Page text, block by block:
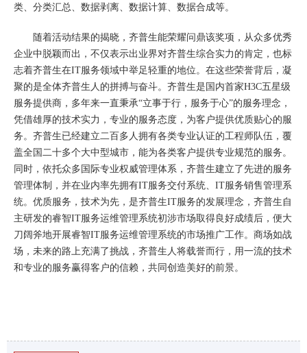
类、分类汇总、数据剥离、数据计算、数据合成等。
随着活动结果的揭晓，齐普生能荣耀问鼎该奖项，从众多优秀
企业中脱颖而出，不仅表示出业界对齐普生综合实力的肯定，也标
志着齐普生在IT服务领域中举足轻重的地位。在这些荣誉背后，凝
聚的是全体齐普生人的拼搏与奋斗。齐普生是国内首家H3C五星级
服务提供商，多年来一直秉承“立事于行，服务于心”的服务理念，
凭借雄厚的技术实力，专业的服务态度，为客户提供优质贴心的服
务。齐普生已经建立二百多人拥有各类专业认证的工程师队伍，覆
盖全国二十多个大中型城市，能为各类客户提供专业规范的服务。
同时，依托众多国际专业权威管理体系，齐普生建立了先进的服务
管理体制，并在业内率先拥有IT服务交付系统、IT服务销售管理系
统。优质服务，技术为先，是齐普生IT服务的发展理念，齐普生自
主研发的睿智IT服务运维管理系统初涉市场取得良好成绩后，便大
刀阔斧地开展睿智IT服务运维管理系统的市场推广工作。商场如战
场，未来的路上充满了挑战，齐普生人将载誉而行，用一流的技术
和专业的服务赢得客户的信赖，共同创造美好的前景。